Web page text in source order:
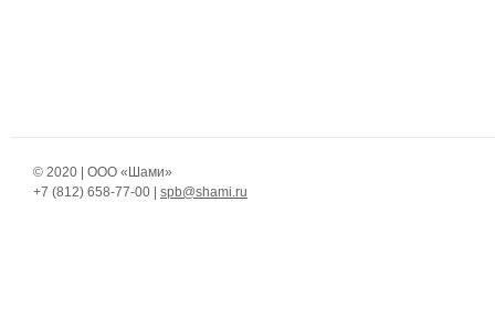
© 2020 | ООО «Шами»
+7 (812) 658-77-00 | spb@shami.ru